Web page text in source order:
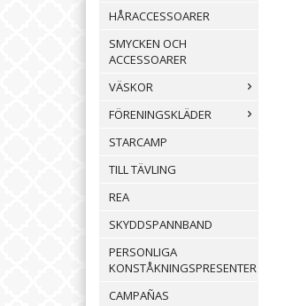
HÅRACCESSOARER
SMYCKEN OCH
ACCESSOARER
VÄSKOR
FÖRENINGSKLÄDER
STARCAMP
TILL TÄVLING
REA
SKYDDSPANNBAND
PERSONLIGA
KONSTÅKNINGSPRESENTER
CAMPAÑAS